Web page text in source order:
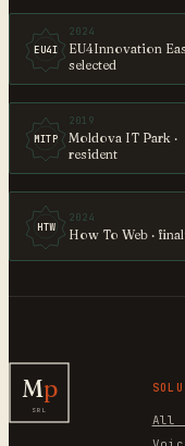
EU4I
2024
EU4Innovation
selected
MITP
2019
Moldova IT Park ·
resident
HTW
2024
How To Web ·
Mp
SRL
All